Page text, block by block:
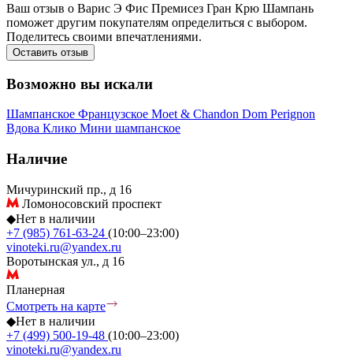
Ваш отзыв о Варис Э Фис Премисез Гран Крю Шампань
поможет другим покупателям определиться с выбором.
Поделитесь своими впечатлениями.
Оставить отзыв
Возможно вы искали
Шампанское Французское Moet & Chandon Dom Perignon
Вдова Клико Мини шампанское
Наличие
Мичуринский пр., д 16
Ломоносовский проспект
◆Нет в наличии
+7 (985) 761-63-24 (10:00–23:00)
vinoteki.ru@yandex.ru
Воротынская ул., д 16
Планерная
Смотреть на карте
◆Нет в наличии
+7 (499) 500-19-48 (10:00–23:00)
vinoteki.ru@yandex.ru